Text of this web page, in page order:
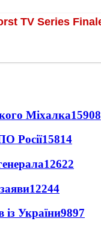
Міхалка15908
Росії15814
12622
12244
із України9897